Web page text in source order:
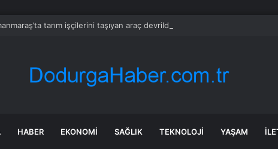
tarım işçilerini taşıyan araç devrildi: 19 yaralı
HABER EKONOMI SAĞLIK TEKNOLOJI YAŞAM